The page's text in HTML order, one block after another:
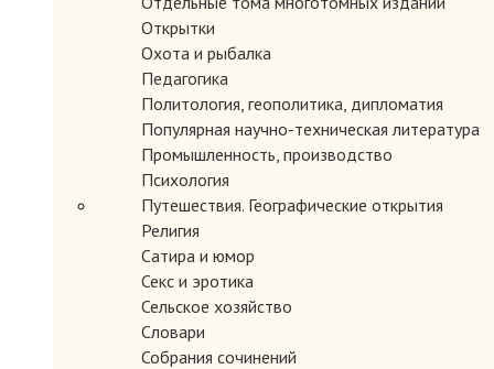
Открытки
Охота и рыбалка
Педагогика
Политология, геополитика, дипломатия
Популярная научно-техническая литература
Промышленность, производство
Психология
Путешествия. Географические открытия
Религия
Сатира и юмор
Секс и эротика
Сельское хозяйство
Словари
Собрания сочинений